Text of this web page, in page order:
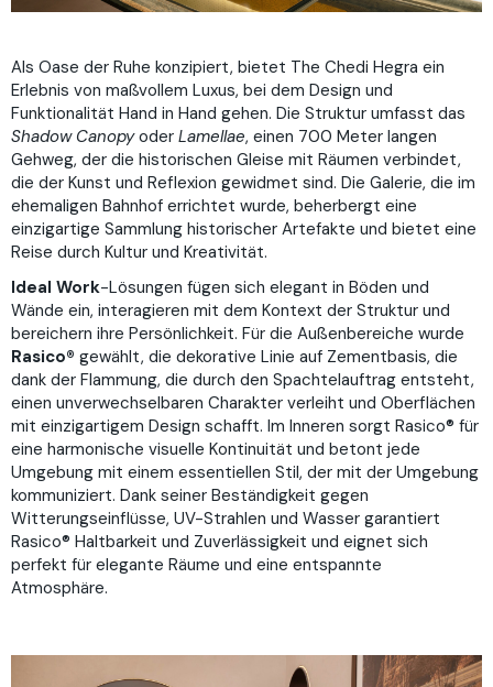
Als Oase der Ruhe konzipiert, bietet The Chedi Hegra ein
Erlebnis von maßvollem Luxus, bei dem Design und
Funktionalität Hand in Hand gehen. Die Struktur umfasst das
Shadow Canopyoder Lamellae, einen 700 Meter langen
Gehweg, der die historischen Gleise mit Räumen verbindet,
die der Kunst und Reflexion gewidmet sind. Die Galerie, die im
ehemaligen Bahnhof errichtet wurde, beherbergt eine
einzigartige Sammlung historischer Artefakte und bietet eine
Reise durch Kultur und Kreativität.
Ideal Work-Lösungen fügen sich elegant in Böden und
Wände ein, interagieren mit dem Kontext der Struktur und
bereichern ihre Persönlichkeit. Für die Außenbereiche wurde
Rasico® gewählt, die dekorative Linie auf Zementbasis, die
dank der Flammung, die durch den Spachtelauftrag entsteht,
einen unverwechselbaren Charakter verleiht und Oberflächen
mit einzigartigem Design schafft. Im Inneren sorgt Rasico® für
eine harmonische visuelle Kontinuität und betont jede
Umgebung mit einem essentiellen Stil, der mit der Umgebung
kommuniziert. Dank seiner Beständigkeit gegen
Witterungseinflüsse, UV-Strahlen und Wasser garantiert
Rasico® Haltbarkeit und Zuverlässigkeit und eignet sich
perfekt für elegante Räume und eine entspannte
Atmosphäre.